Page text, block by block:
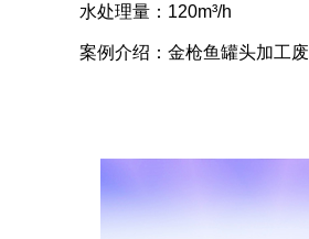
水处理量： 120m³/h
案例介绍： 金枪鱼罐头加工